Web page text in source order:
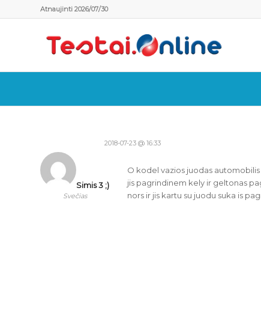
Atnaujinti 2026/07/30
2018-07-23 @ 16:33
Simis 3 ;)
Svečias
O kodel vazios juodas
jis pagrindinem kely ir geltonas
nors ir jis kartu su juodu suka is